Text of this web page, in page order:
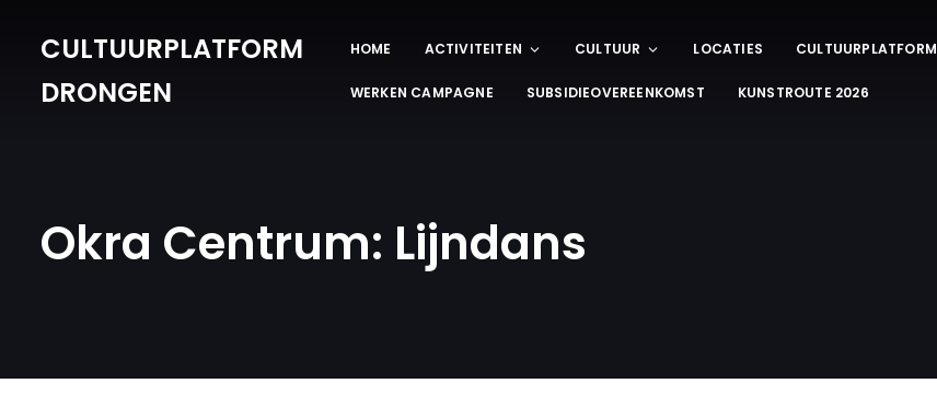
CULTUURPLATFORM
DRONGEN
HOME ACTIVITEITEN CULTUUR LOCATIES CULTUURPLATFORM
WERKEN CAMPAGNE SUBSIDIEOVEREENKOMST KUNSTROUTE 2026
Okra Centrum: Lijndans